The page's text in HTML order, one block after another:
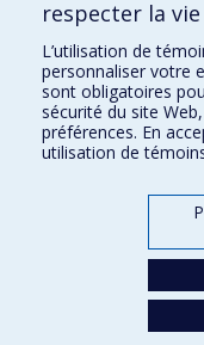
Qui fait quoi?
Nous trouver
Plan du site
Accessibilité
respecter la
L’utilisation de
personnaliser votre
sont obligatoires
sécurité du site
préférences. En
utilisation de